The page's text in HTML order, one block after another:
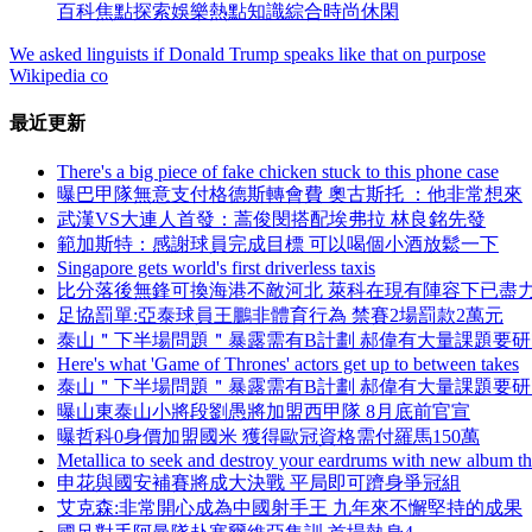
百科焦點探索娛樂熱點知識綜合時尚休閑
We asked linguists if Donald Trump speaks like that on purpose
Wikipedia co
最近更新
There's a big piece of fake chicken stuck to this phone case
曝巴甲隊無意支付格德斯轉會費 奧古斯托 ：他非常想來
武漢VS大連人首發 ：蒿俊閔搭配埃弗拉 林良銘先發
範加斯特 ：感謝球員完成目標 可以喝個小酒放鬆一下
Singapore gets world's first driverless taxis
比分落後無鋒可換海港不敵河北 萊科在現有陣容下已盡
足協罰單:亞泰球員王鵬非體育行為 禁賽2場罰款2萬元
泰山＂下半場問題＂暴露需有B計劃 郝偉有大量課題要
Here's what 'Game of Thrones' actors get up to between takes
泰山＂下半場問題＂暴露需有B計劃 郝偉有大量課題要
曝山東泰山小將段劉愚將加盟西甲隊 8月底前官宣
曝哲科0身價加盟國米 獲得歐冠資格需付羅馬150萬
Metallica to seek and destroy your eardrums with new album
申花與國安補賽將成大決戰 平局即可躋身爭冠組
艾克森:非常開心成為中國射手王 九年來不懈堅持的成果